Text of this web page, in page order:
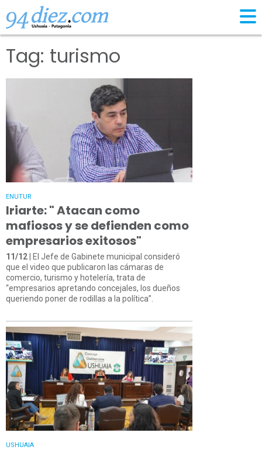
Tag: turismo
ENUTUR
Iriarte: " Atacan como
mafiosos y se defienden como
empresarios exitosos"
11/12 | El Jefe de Gabinete municipal consideró
que el video que publicaron las cámaras de
comercio, turismo y hotelería, trata de
“empresarios apretando concejales, los dueños
queriendo poner de rodillas a la política”.
USHUAIA